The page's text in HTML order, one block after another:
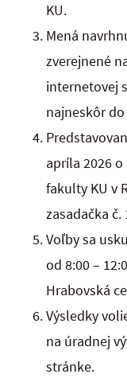
KU.
Mená
zverejnené
internetovej
najneskôr
apríla 2026
fakulty KU v
zasadačka č.
Voľby sa
od 8:00 –
Hrabovská
Výsledky
na úradnej
stránke.